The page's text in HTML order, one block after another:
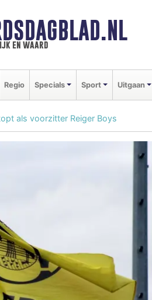
en waard
Regio Specials Sport Uitgaan
als voorzitter Reiger Boys